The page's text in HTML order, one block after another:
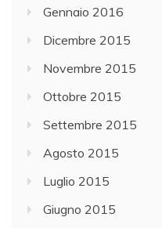
Gennaio 2016
Dicembre 2015
Novembre 2015
Ottobre 2015
Settembre 2015
Agosto 2015
Luglio 2015
Giugno 2015